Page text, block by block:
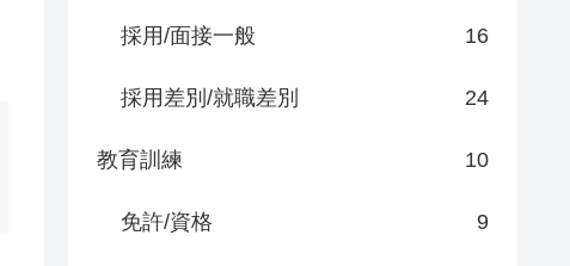
採用/面接一般 16
採用差別/就職差別 24
教育訓練 10
免許/資格 9